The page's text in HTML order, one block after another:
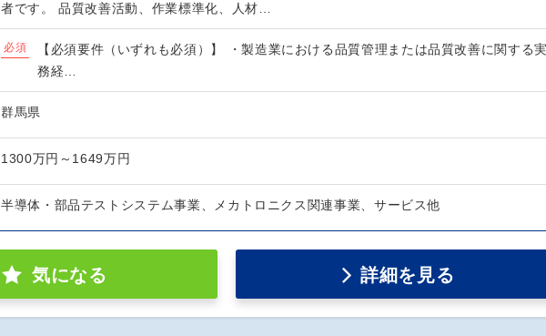
者です。 品質改善活動、作業標準化、人材…
必須
【必須要件（いずれも必須）】 ・製造業における品質管理または品質改善に関する
務経…
群馬県
1300万円～1649万円
半導体・部品テストシステム事業、メカトロニクス関連事業、サービス他
気になる 詳細を見る